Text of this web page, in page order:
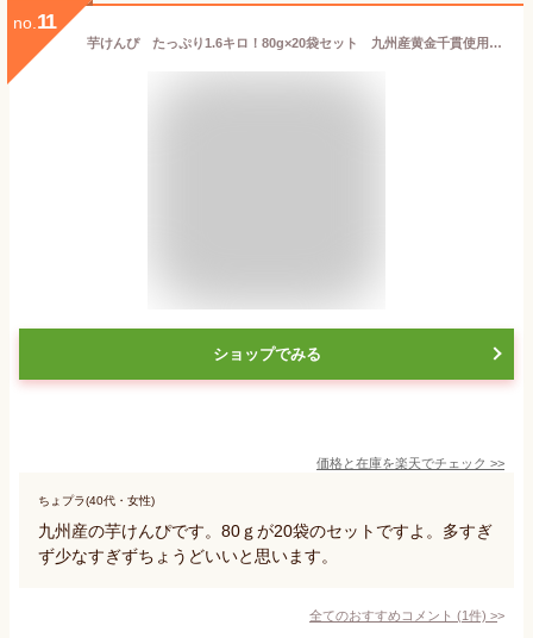
no. 11
芋けんぴ たっぷり1.6キロ！80g×20袋セット 九州産黄金千貫使用 ケンピ
ショップでみる
価格と在庫を楽天でチェック >>
ちょプラ(40代・女性)
九州産の芋けんぴです。80ｇが20袋のセットですよ。多すぎ
ず少なすぎずちょうどいいと思います。
全てのおすすめコメント (1件) >